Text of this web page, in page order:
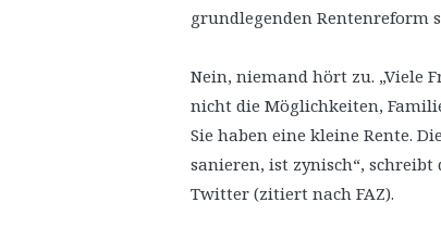
grundlegenden Rentenreform
Nein, niemand hört zu. „Viele
nicht die Möglichkeiten,
Sie haben eine kleine Rente.
sanieren, ist zynisch“,
Twitter (zitiert nach FAZ).